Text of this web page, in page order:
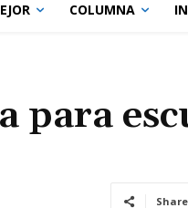
COLUMNA
para
Share